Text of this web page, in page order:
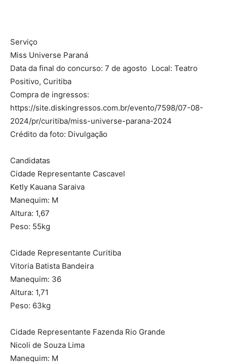
Serviço
Miss Universe Paraná
Data da final do concurso: 7 de agosto Local: Teatro
Positivo, Curitiba
Compra de ingressos:
https://site.diskingressos.com.br/evento/7598/07-08-
2024/pr/curitiba/miss-universe-parana-2024
Crédito da foto: Divulgação
Candidatas
Cidade Representante Cascavel
Ketly Kauana Saraiva
Manequim: M
Altura: 1,67
Peso: 55kg
Cidade Representante Curitiba
Vitoria Batista Bandeira
Manequim: 36
Altura: 1,71
Peso: 63kg
Cidade Representante Fazenda Rio Grande
Nicoli de Souza Lima
Manequim: M